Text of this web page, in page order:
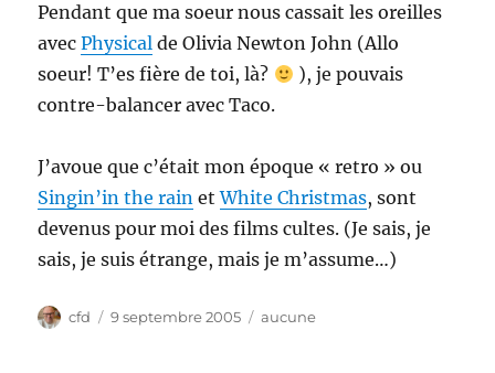
Pendant que ma soeur nous cassait les oreilles
avecPhysical de Olivia Newton John (Allo
soeur! T’es fière de toi, là?
), je pouvais
contre-balancer avec Taco.
J’avoue que c’était mon époque « retro » ou
Singin’in the rain etWhite Christmas, sont
devenus pour moi des films cultes. (Je sais, je
sais, je suis étrange, mais je m’assume…)
Auteur
cfd
Publié
9 septembre 2005 Catégories
aucune